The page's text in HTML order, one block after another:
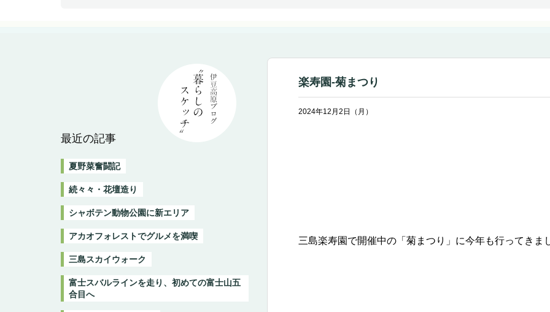
楽寿園-菊まつり
2024年12月2日（月）
三島楽寿園で開催中の「菊まつり」に今年も行ってきま
最近の記事
夏野菜奮闘記
続々々・花壇造り
シャボテン動物公園に新エリア
アカオフォレストでグルメを満喫
三島スカイウォーク
富士スバルラインを走り、初めての富士山五
合目へ